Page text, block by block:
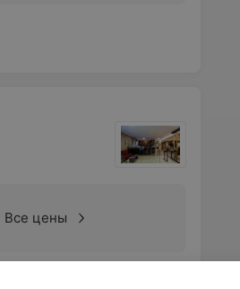
Все цены
а мне в ответ, что никакой брони нет, и мы мол, с Вами не могли на этот день договариваться!!! Да уж, а еще пять звезд((